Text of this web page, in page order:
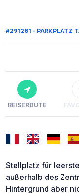
#291261 - PARKPLATZ
REISEROUTE
Stellplatz für
außerhalb des
Hintergrund aber